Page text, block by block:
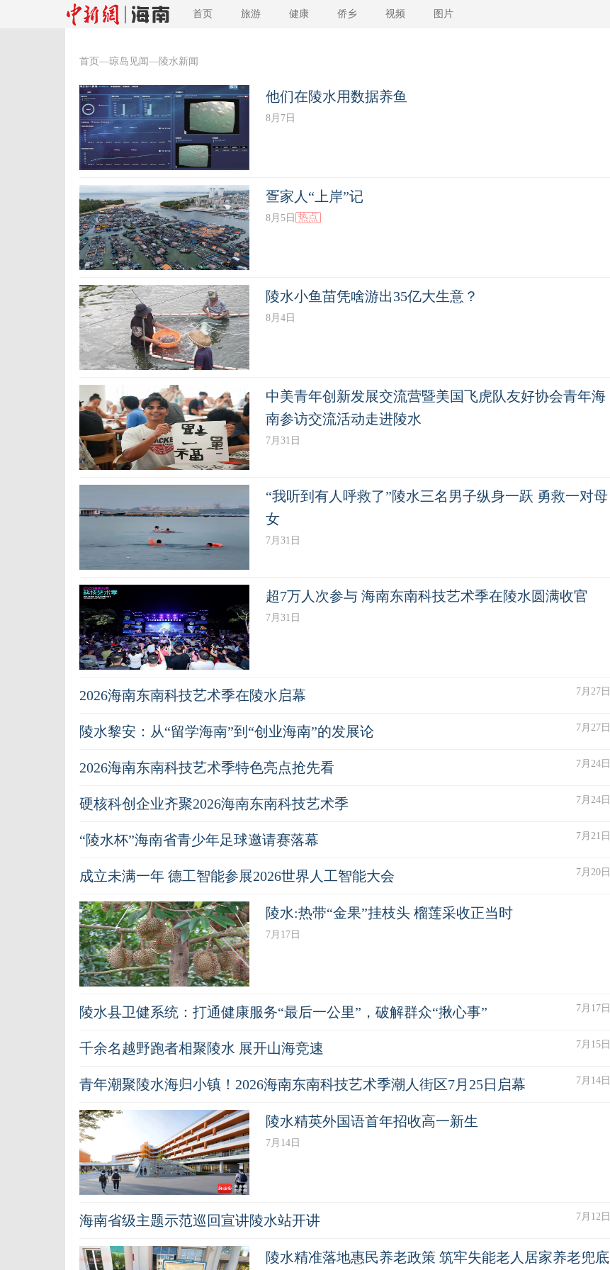
首页 旅游 健康 侨乡 视频 图片
首页 —琼岛见闻—陵水新闻
他们在陵水用数据养鱼
8月7日
疍家人“上岸”记
8月5日 热点
陵水小鱼苗凭啥游出35亿大生意？
8月4日
中美青年创新发展交流营暨美国飞虎队友好协会青年海
南参访交流活动走进陵水
7月31日
“我听到有人呼救了”陵水三名男子纵身一跃 勇救一对母
女
7月31日
超7万人次参与 海南东南科技艺术季在陵水圆满收官
7月31日
2026海南东南科技艺术季在陵水启幕 7月27日
陵水黎安：从“留学海南”到“创业海南”的发展论 7月27日
2026海南东南科技艺术季特色亮点抢先看 7月24日
硬核科创企业齐聚2026海南东南科技艺术季 7月24日
“陵水杯”海南省青少年足球邀请赛落幕 7月21日
成立未满一年 德工智能参展2026世界人工智能大会 7月20日
陵水:热带“金果”挂枝头 榴莲采收正当时
7月17日
陵水县卫健系统：打通健康服务“最后一公里”，破解群众“揪心事” 7月17日
千余名越野跑者相聚陵水 展开山海竞速 7月15日
青年潮聚陵水海归小镇！2026海南东南科技艺术季潮人街区7月25日启幕 7月14日
陵水精英外国语首年招收高一新生
7月14日
海南省级主题示范巡回宣讲陵水站开讲 7月12日
陵水精准落地惠民养老政策 筑牢失能老人居家养老兜底